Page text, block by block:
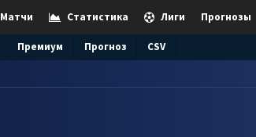
Прогнозы
Лиги
Статистика
Матчи
Премиум Прогноз CSV